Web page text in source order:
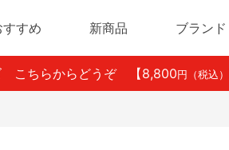
すめ 新商品 ブランド
こちらからどうぞ 【8,800 円（税込）